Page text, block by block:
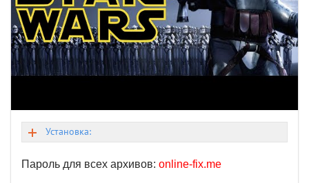
Установка:
Пароль для всех архивов: online-fix.me